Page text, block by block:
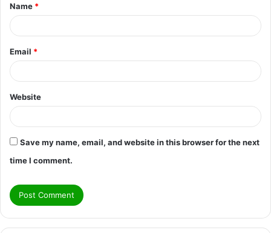
*
Name *
Email *
Website
Save my name, email, and website in this browser for the next
time I comment.